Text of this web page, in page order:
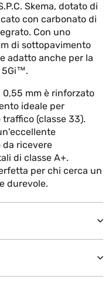
Skema, dotato di
con carbonato di
Con uno
di sottopavimento
adatto anche per la
5Gi™.
mm è rinforzato
ideale per
(classe 33).
ricevere
di classe A+.
per chi cerca un
durevole.